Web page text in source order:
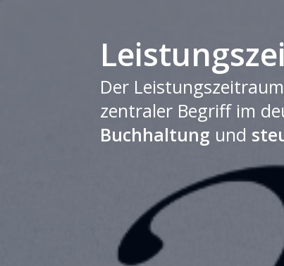
Der
zentraler Begriff im
Buchhaltung und